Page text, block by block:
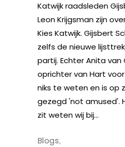
Katwijk raadsleden
Leon Krijgsman zijn
Kies Katwijk. Gijsbert
zelfs de nieuwe
partij. Echter Anita van
oprichter van Hart
niks te weten en is op
gezegd 'not amused'.
zit weten wij bij...
Blogs,